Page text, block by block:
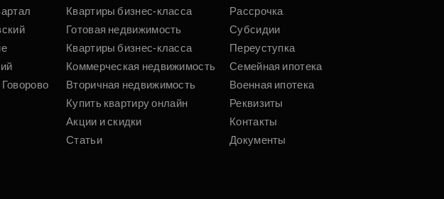
Квартиры бизнес-класса
Готовая недвижимость
Квартиры бизнес-класса
Коммерческая недвижимость
Вторичная недвижимость
Купить квартиру онлайн
Акции и скидки
Статьи
Рассрочка
Субсидии
Переуступка
Семейная ипотека
Военная ипотека
Реквизиты
Контакты
Документы